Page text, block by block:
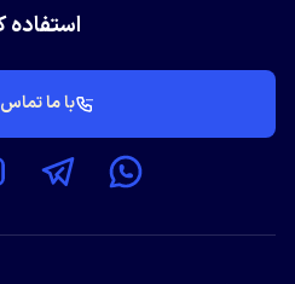
استفاده
با ما